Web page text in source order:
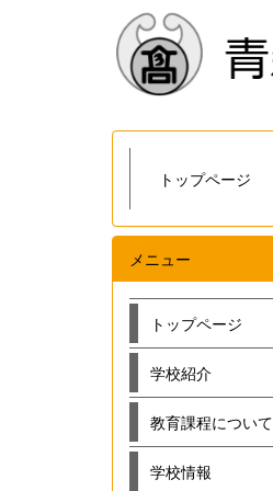
トップページ
メニュー
トップページ
学校紹介
教育課程について
学校情報